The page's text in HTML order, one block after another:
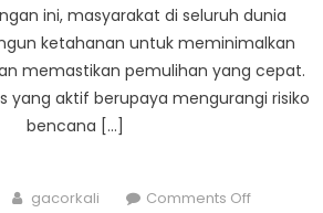
ini, masyarakat di seluruh dunia
ketahanan untuk meminimalkan
memastikan pemulihan yang cepat.
yang aktif berupaya mengurangi risiko
bencana […]
Author
gacorkali Comments Offon